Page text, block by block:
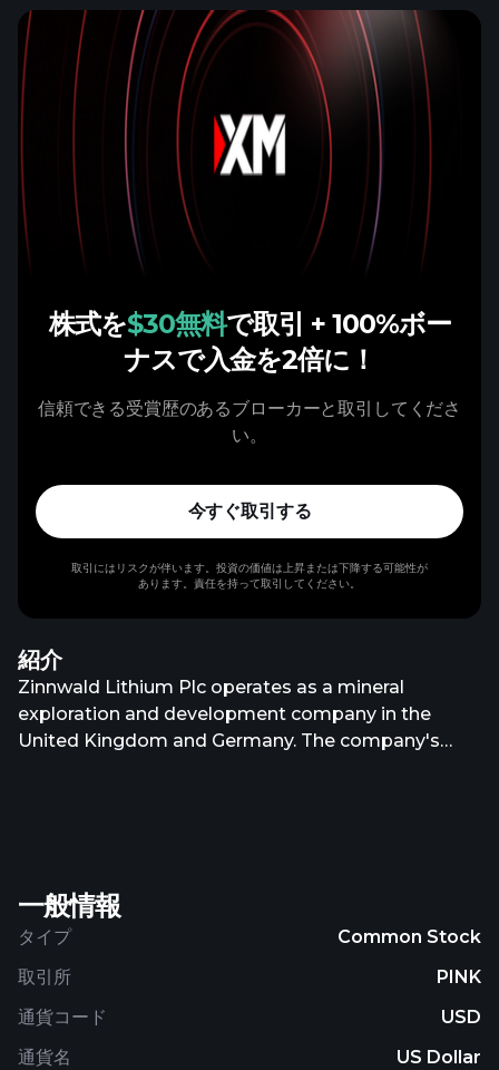
紹介
Zinnwald Lithium Plc operates as a mineral
exploration and development company in the
United Kingdom and Germany. The company's
Zinnwald Lithium Plc was founded in 2012 and is
based in London, the United Kingdom. As of July
subsidiary of AMG Lithium B.V.
一般情報
タイプ
Common Stock
取引所
PINK
通貨コード
USD
通貨名
US Dollar
株式を$30無料で取引 + 100%ボー
ナスで入金を2倍に！
信頼できる受賞歴のあるブローカーと取引してくださ
い。
今すぐ取引する
取引にはリスクが伴います。投資の価値は上昇または下降する可能性が
あります。責任を持って取引してください。